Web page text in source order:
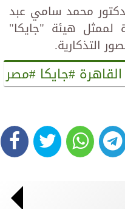
محمد سامي عبد
لممثل هيئة "جايكا"
التذكارية.
القاهرة #جايكا #مصر